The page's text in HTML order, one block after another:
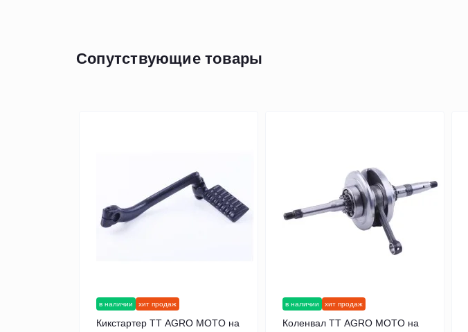
Сопутствующие товары
в наличии хит продаж
Кикстартер TT AGRO MOTO на
в наличии хит продаж
Коленвал TT AGRO MOTO на